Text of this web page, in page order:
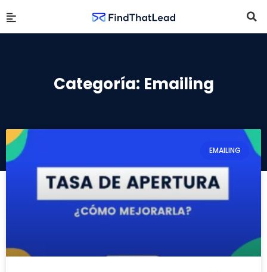
Categoría: Emailing
EMAILING